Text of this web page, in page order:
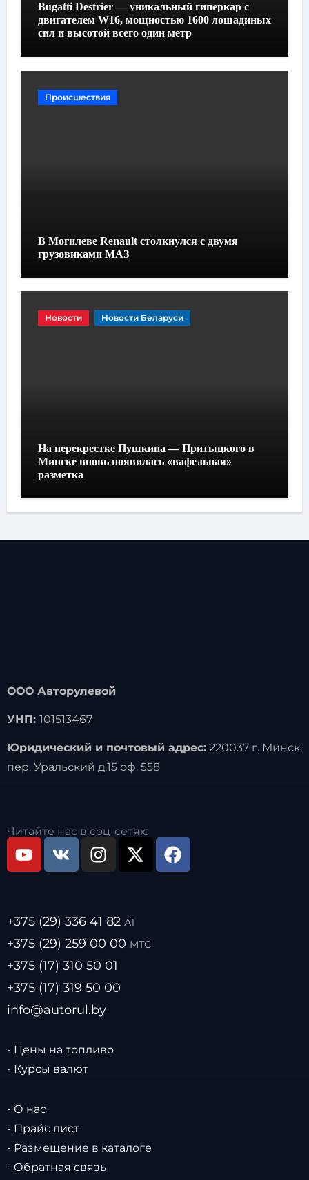
Bugatti Destrier — уникальный гиперкар с
двигателем W16, мощностью 1600 лошадиных
сил и высотой всего один метр
Происшествия
В Могилеве Renault столкнулся с двумя
грузовиками МАЗ
Новости Новости Беларуси
На перекрестке Пушкина — Притыцкого в
Минске вновь появилась «вафельная»
разметка
ООО Авторулевой
УНП: 101513467
Юридический и почтовый адрес:220037 г. Минск,
пер. Уральский д.15 оф. 558
Читайте нас в соц-сетях:
+375 (29) 336 41 82 А1
+375 (29) 259 00 00 МТС
+375 (17) 310 50 01
+375 (17) 319 50 00
info@autorul.by
- Цены на топливо
- Курсы валют
- О нас
- Прайс лист
- Размещение в каталоге
- Обратная связь